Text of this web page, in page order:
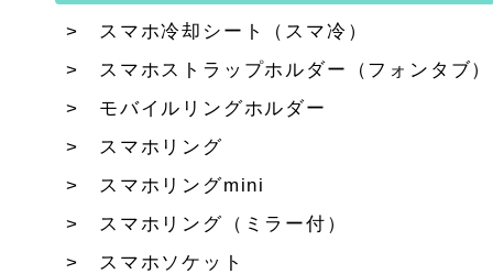
スマホ冷却シート（スマ冷）
スマホストラップホルダー（フォンタブ）
モバイルリングホルダー
スマホリング
スマホリングmini
スマホリング（ミラー付）
スマホソケット